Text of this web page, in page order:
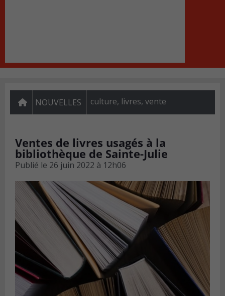
NOUVELLES culture, livres, vente
Ventes de livres usagés à la
bibliothèque de Sainte-Julie
Publié le 26 juin 2022 à 12h06